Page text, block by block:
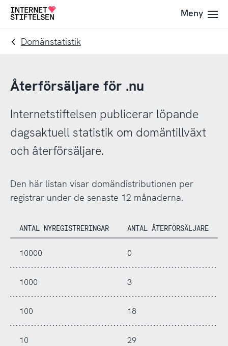
Till
navigering
Till
innehåll
Till
Meny
Domänstatistik
Återförsäljare för .nu
Internetstiftelsen publicerar löpande
dagsaktuell statistik om domäntillväxt
och återförsäljare.
Den här listan visar domändistributionen per
registrar under de senaste 12 månaderna.
ANTAL NYREGISTRERINGAR ANTAL ÅTERFÖRSÄLJARE
10000 0
1000 3
100 18
10 29